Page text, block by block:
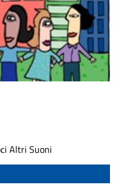
Altri Suoni